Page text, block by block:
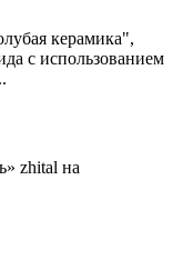
керамика",
с использованием
zhital на